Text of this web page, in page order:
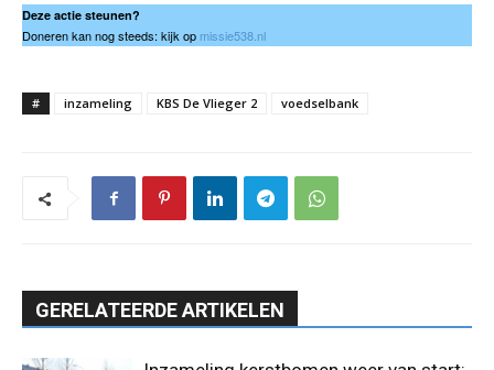
Deze actie steunen?
Doneren kan nog steeds: kijk op missie538.nl
# inzameling KBS De Vlieger 2 voedselbank
GERELATEERDE ARTIKELEN